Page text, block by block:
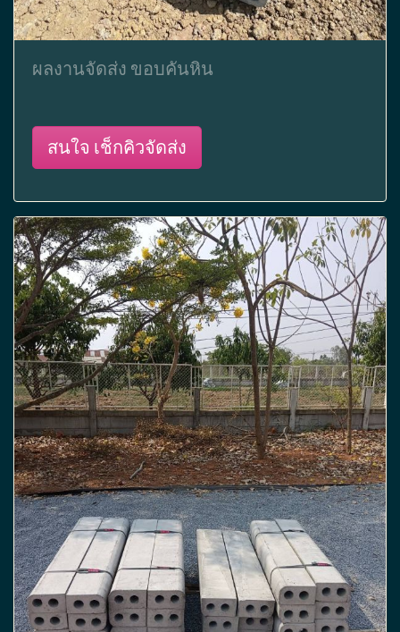
ผลงานจัดส่ง ขอบคันหิน
สนใจ เช็กคิวจัดส่ง